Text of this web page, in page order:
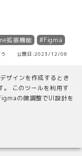
拡張機能 #Figma
う 公開日:2023/12/08
ザインを作成するとき
。 このツールを利用す
の微調整でUI設計を